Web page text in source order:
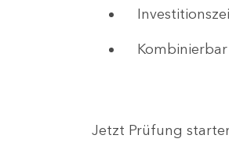
Jetzt Prüfung